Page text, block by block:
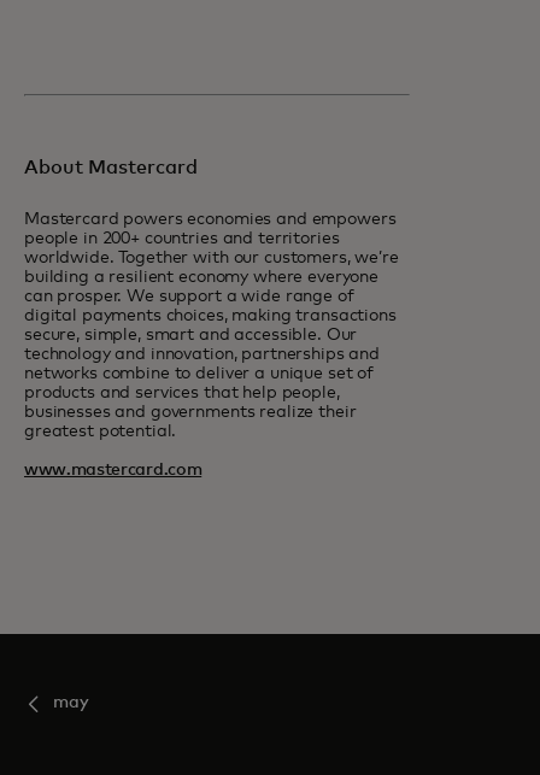
About Mastercard
Mastercard powers economies and empowers
people in 200+ countries and territories
worldwide. Together with our customers, we’re
building a resilient economy where everyone
can prosper. We support a wide range of
digital payments choices, making transactions
secure, simple, smart and accessible. Our
technology and innovation, partnerships and
networks combine to deliver a unique set of
products and services that help people,
businesses and governments realize their
greatest potential.
www.mastercard.com
may